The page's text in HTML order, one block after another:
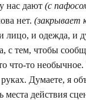
нас дают(с
нет.(закрывает
лицо, и одежда, и
с тем, чтобы
что-то необычное.
Думаете, я
места действия